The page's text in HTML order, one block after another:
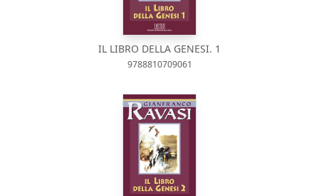
IL LIBRO DELLA GENESI. 1
9788810709061